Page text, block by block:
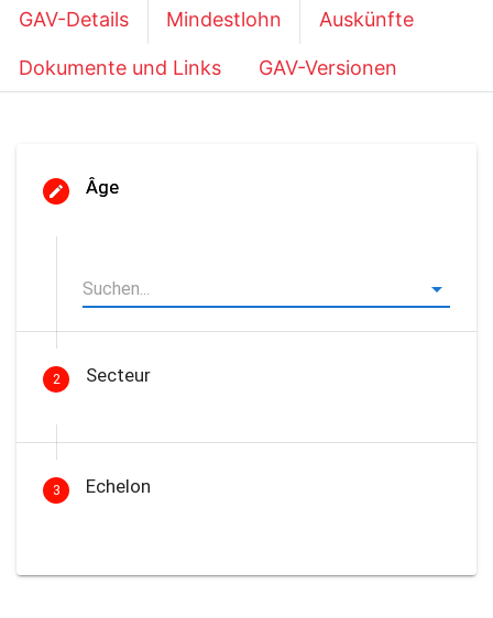
GAV-Details Mindestlohn Auskünfte
Dokumente und Links GAV-Versionen
Âge
2 Secteur
3 Echelon